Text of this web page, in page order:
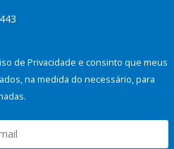
de Privacidade e consinto que meus
na medida do necessário, para